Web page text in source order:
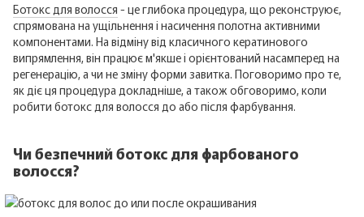
Ботокс для волосся - це глибока процедура, що реконструює,
спрямована на ущільнення і насичення полотна активними
компонентами. На відміну від класичного кератинового
випрямлення, він працює м'якше і орієнтований насамперед на
регенерацію, а чи не зміну форми завитка. Поговоримо про те,
як діє ця процедура докладніше, а також обговоримо, коли
робити ботокс для волосся до або після фарбування.
Чи безпечний ботокс для фарбованого
волосся?